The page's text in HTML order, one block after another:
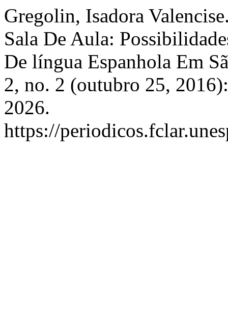
Gregolin, Isadora
Sala De Aula:
De língua Espanhola Em
2, no. 2 (outubro 25,
2026.
https://